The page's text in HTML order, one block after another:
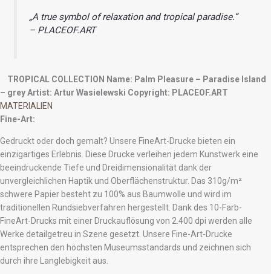
„A true symbol of relaxation and tropical paradise.“
– PLACEOF.ART
TROPICAL COLLECTION Name: Palm Pleasure – Paradise Island
– greyArtist: Artur Wasielewski Copyright: PLACEOF.ART
MATERIALIEN
Fine-Art:
Gedruckt oder doch gemalt? Unsere FineArt-Drucke bieten ein
einzigartiges Erlebnis. Diese Drucke verleihen jedem Kunstwerk eine
beeindruckende Tiefe und Dreidimensionalität dank der
unvergleichlichen Haptik und Oberflächenstruktur. Das 310g/m²
schwere Papier besteht zu 100% aus Baumwolle und wird im
traditionellen Rundsiebverfahren hergestellt. Dank des 10-Farb-
FineArt-Drucks mit einer Druckauflösung von 2.400 dpi werden alle
Werke detailgetreu in Szene gesetzt. Unsere Fine-Art-Drucke
entsprechen den höchsten Museumsstandards und zeichnen sich
durch ihre Langlebigkeit aus.